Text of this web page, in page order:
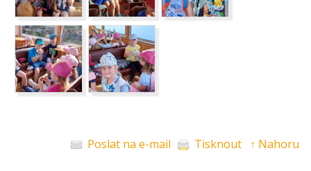
Poslat na e-mail Tisknout ↑ Nahoru